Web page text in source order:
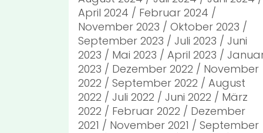
April 2024
Februar 2024
November 2023
Oktober 2023
September 2023
Juli 2023
Juni
2023
Mai 2023 April 2023
2023
Dezember 2022
November
2022
September 2022
August
2022
Juli 2022 Juni 2022
März
2022
Februar 2022
Dezember
2021
November 2021
September